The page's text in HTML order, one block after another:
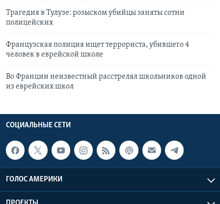
Трагедия в Тулузе: розыском убийцы заняты сотни
полицейских
Французская полиция ищет террориста, убившего 4
человек в еврейской школе
Во Франции неизвестный расстрелял школьников одной
из еврейских школ
СОЦИАЛЬНЫЕ СЕТИ
ГОЛОС АМЕРИКИ